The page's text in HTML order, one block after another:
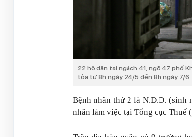
22 hộ dân tại ngách 41, ngõ 47 phố
tỏa từ 8h ngày 24/5 đến 8h ngày 7/6.
Bệnh nhân thứ 2 là N.Đ.D. (sinh
nhân làm việc tại Tổng cục Thuế